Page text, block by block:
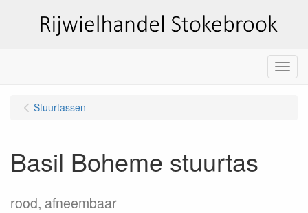
Menu
Stuurtassen
Basil Boheme stuurtas
rood, afneembaar